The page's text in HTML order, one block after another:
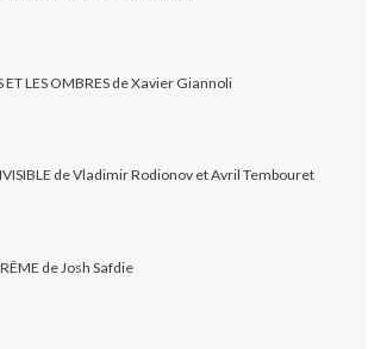
ET LES OMBRES de Xavier Giannoli
de Vladimir Rodionov et Avril Tembouret
de Josh Safdie